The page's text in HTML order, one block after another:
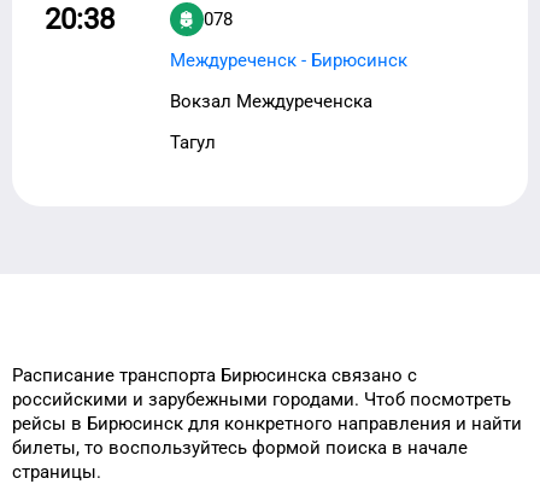
20:38
078
Междуреченск - Бирюсинск
Вокзал Междуреченска
Тагул
Расписание транспорта Бирюсинска связано с
российскими и зарубежными городами. Чтоб посмотреть
рейсы в Бирюсинск для конкретного направления и найти
билеты, то воспользуйтесь формой поиска в начале
страницы.